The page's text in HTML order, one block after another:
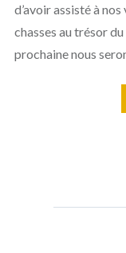
d’avoir assisté à
chasses au trésor
prochaine nous